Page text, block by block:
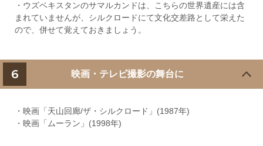
・ウズベキスタンのサマルカンドは、こちらの世界遺産には含
まれていませんが、シルクロードにて文化交差路として栄えた
ので、併せて覚えておきましょう。
6 映画・テレビ撮影の舞台に
・映画「天山回廊/ザ・シルクロード」(1987年)
・映画「ムーラン」(1998年)